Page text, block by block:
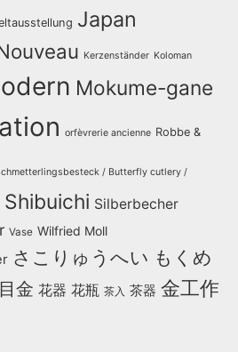
Japan
Kerzenständer Koloman
Mokume-gane
orfèvrerie ancienne Robbe &
/ Butterfly cutlery /
Shibuichi Silberbecher
Vase Wilfried Moll
さこりゅうへい もくめ
金 花器 花瓶 茶入 茶器 金工作